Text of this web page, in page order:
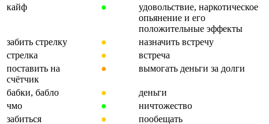
кайф
●
удовольствие, наркотическое
опьянение и его
положительные эффекты
забить стрелку
●
назначить встречу
стрелка
●
встреча
поставить на
счётчик
● вымогать деньги за долги
бабки, бабло ●
деньги
чмо
●
ничтожество
забиться
●
пообещать